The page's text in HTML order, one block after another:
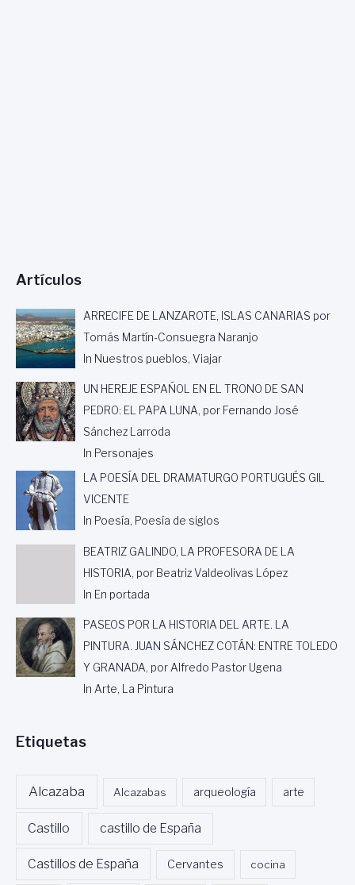
Artículos
ARRECIFE DE LANZAROTE, ISLAS CANARIAS por
Tomás Martín-Consuegra Naranjo
In Nuestros pueblos, Viajar
UN HEREJE ESPAÑOL EN EL TRONO DE SAN
PEDRO: EL PAPA LUNA, por Fernando José
Sánchez Larroda
In Personajes
LA POESÍA DEL DRAMATURGO PORTUGUÉS GIL
VICENTE
In Poesía, Poesía de siglos
BEATRIZ GALINDO, LA PROFESORA DE LA
HISTORIA, por Beatriz Valdeolivas López
In En portada
PASEOS POR LA HISTORIA DEL ARTE. LA
PINTURA. JUAN SÁNCHEZ COTÁN: ENTRE TOLEDO
Y GRANADA, por Alfredo Pastor Ugena
In Arte, La Pintura
Etiquetas
Alcazaba Alcazabas arqueología arte
Castillo castillo de España
Castillos de España Cervantes cocina